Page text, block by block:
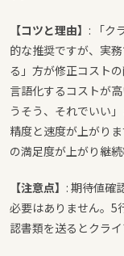
【コツと理由】 : 「ク
的な推奨ですが、実
る」方が修正コスト
言語化するコストが
うそう、それでいい
精度と速度が上がり
の満足度が上がり継続
【注意点】 : 期待値確
必要はありません。5
認書類を送るとクラ